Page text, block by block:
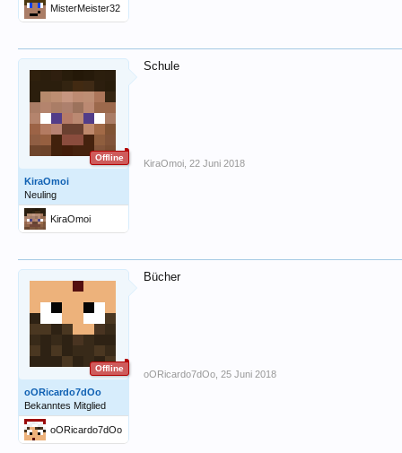
MisterMeister32
Offline
KiraOmoi
Neuling
KiraOmoi
Schule
KiraOmoi 22 Juni 2018
Offline
oORicardo7dOo
Bekanntes Mitglied
oORicardo7dOo
Bücher
oORicardo7dOo 25 Juni 2018